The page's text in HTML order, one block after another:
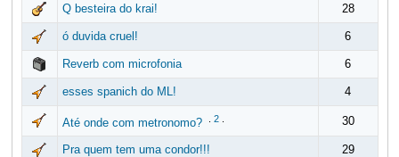
Q besteira do krai! 28
ó duvida cruel! 6
Reverb com microfonia 6
esses spanich do ML! 4
Até onde com metronomo? 2. 30
Pra quem tem uma condor!!! 29